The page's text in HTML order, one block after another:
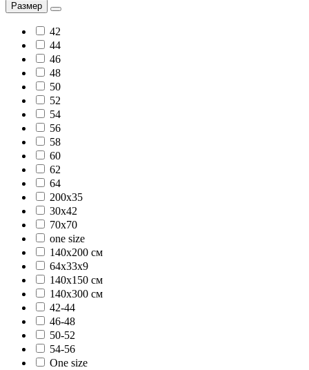
Размер
42
44
46
48
50
52
54
56
58
60
62
64
200x35
30х42
70х70
one size
140х200 см
64х33х9
140х150 см
140х300 см
42-44
46-48
50-52
54-56
One size